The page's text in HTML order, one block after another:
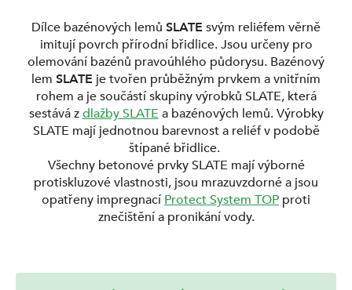
Dílce bazénových lemů SLATE svým reliéfem věrně
imitují povrch přírodní břidlice. Jsou určeny pro
olemování bazénů pravoúhlého půdorysu. Bazénový
lem SLATE je tvořen průběžným prvkem a vnitřním
rohem a je součástí skupiny výrobků SLATE, která
sestává zdlažby SLATE a bazénových lemů. Výrobky
SLATE mají jednotnou barevnost a reliéf v podobě
štípané břidlice.
Všechny betonové prvky SLATE mají výborné
protiskluzové vlastnosti, jsou mrazuvzdorné a jsou
opatřeny impregnacíProtect System TOP proti
znečištění a pronikání vody.